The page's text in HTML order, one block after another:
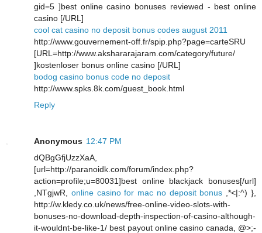
gid=5 ]best online casino bonuses reviewed - best online
casino [/URL]
cool cat casino no deposit bonus codes august 2011
http://www.gouvernement-off.fr/spip.php?page=carteSRU
[URL=http://www.akshararajaram.com/category/future/
]kostenloser bonus online casino [/URL]
bodog casino bonus code no deposit
http://www.spks.8k.com/guest_book.html
Reply
Anonymous 12:47 PM
dQBgGfjUzzXaA,
[url=http://paranoidk.com/forum/index.php?
action=profile;u=80031]best online blackjack bonuses[/url]
,NTgjwR, online casino for mac no deposit bonus ,*<|:^) },
http://w.kledy.co.uk/news/free-online-video-slots-with-
bonuses-no-download-depth-inspection-of-casino-although-
it-wouldnt-be-like-1/ best payout online casino canada, @>;-